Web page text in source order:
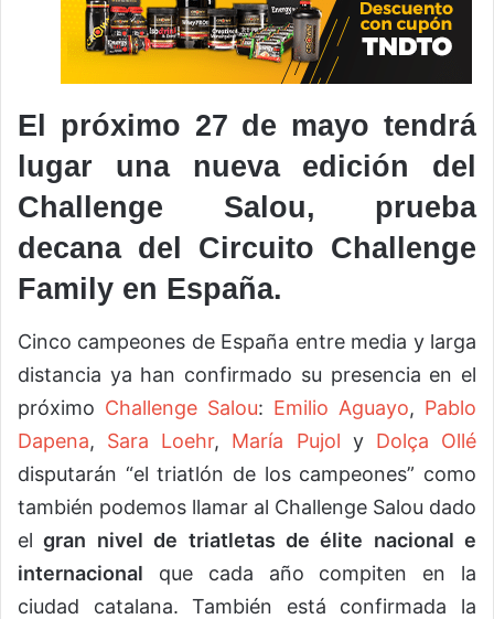
El próximo 27 de mayo tendrá
lugar una nueva edición del
Challenge Salou, prueba
decana del Circuito Challenge
Family en España.
Cinco campeones de España entre media y larga
distancia ya han confirmado su presencia en el
próximo Challenge Salou: Emilio Aguayo, Pablo
Dapena, Sara Loehr, María Pujol y Dolça Ollé
disputarán “el triatlón de los campeones” como
también podemos llamar al Challenge Salou dado
el gran nivel de triatletas de élite nacional e
internacional que cada año compiten en la
ciudad catalana. También está confirmada la